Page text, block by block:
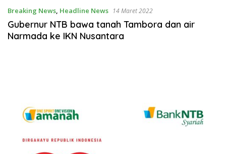
Breaking News Headline News 14 Maret 2022
Gubernur NTB bawa tanah Tambora dan air
Narmada ke IKN Nusantara